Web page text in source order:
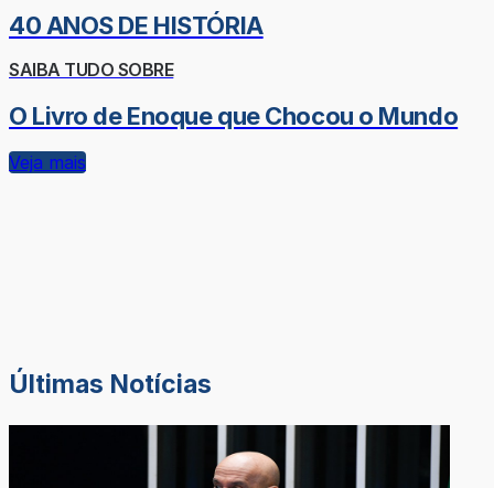
40 ANOS DE HISTÓRIA
SAIBA TUDO SOBRE
O Livro de Enoque que Chocou o Mundo
Veja mais
Últimas Notícias